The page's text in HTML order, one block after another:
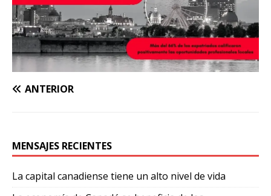
ANTERIOR
MENSAJES RECIENTES
La capital canadiense tiene un alto nivel de vida